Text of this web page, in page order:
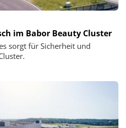
im Babor Beauty Cluster
sorgt für Sicherheit und